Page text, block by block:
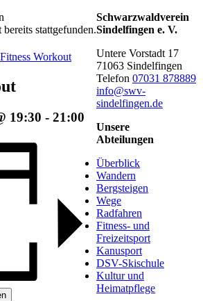
stattgefunden.
Fitness Workout
19:30 - 21:00
Schwarzwaldverein
Sindelfingen e. V.
Untere Vorstadt 17
71063 Sindelfingen
Telefon 07031 878889
info@swv-
sindelfingen.de
Unsere
Abteilungen
Überblick
Wandern
Bergsteigen
Wege
Radfahren
Fitness- und
Freizeitsport
Kanusport
DSV-Skischule
Kultur und
Heimatpflege